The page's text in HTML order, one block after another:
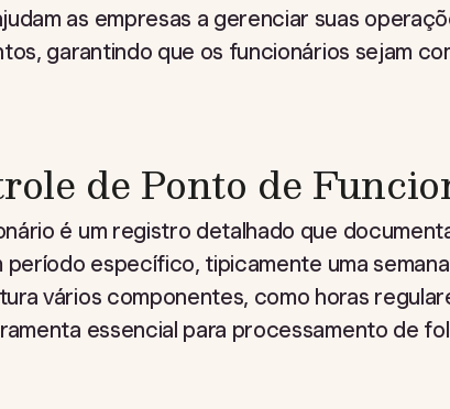
as empresas a gerenciar suas
garantindo que os funcionários sejam
de Ponto de
é um registro detalhado que
específico, tipicamente uma
vários componentes, como horas
essencial para processamento de